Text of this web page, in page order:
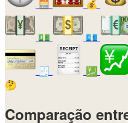
🧮 💰
💵 💶
🧾
💹
🤔
Comparação